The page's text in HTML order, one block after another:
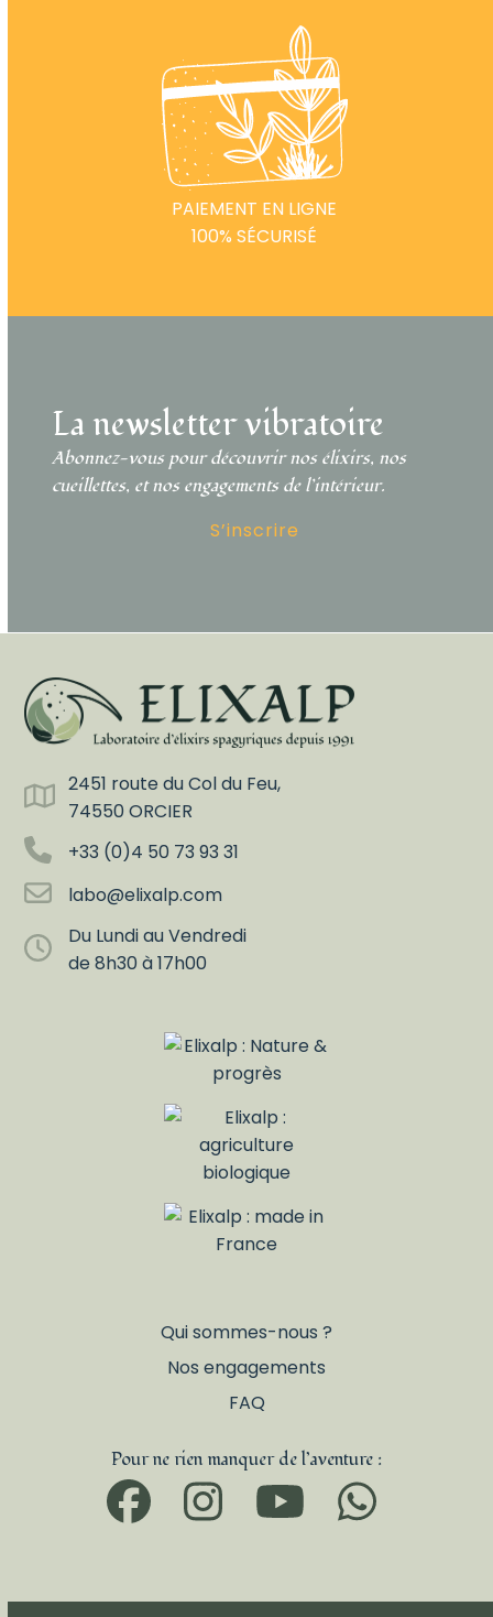
PAIEMENT EN LIGNE
100% SÉCURISÉ
La newsletter vibratoire
Abonnez-vous pour découvrir nos élixirs, nos
cueillettes, et nos engagements de l’intérieur.
S’inscrire
2451 route du Col du Feu,
74550 ORCIER
+33 (0)4 50 73 93 31
labo@elixalp.com
Du Lundi au Vendredi
de 8h30 à 17h00
Qui sommes-nous ?
Nos engagements
FAQ
Pour ne rien manquer de l’aventure :
Facebook
Instagram